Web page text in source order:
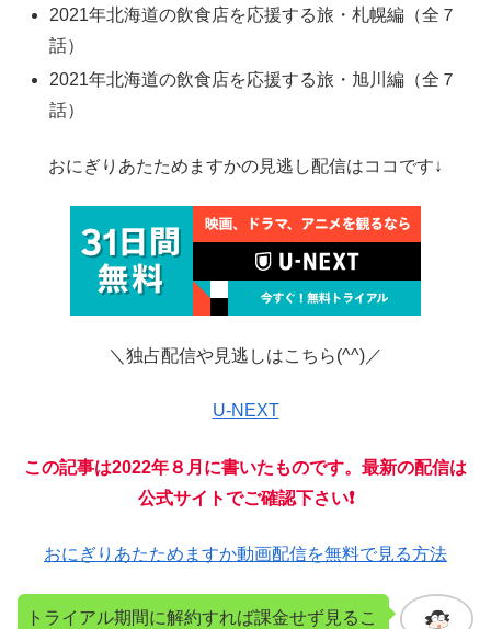
2021年北海道の飲食店を応援する旅・札幌編（全７
話）
2021年北海道の飲食店を応援する旅・旭川編（全７
話）
おにぎりあたためますかの見逃し配信はココです↓
＼独占配信や見逃しはこちら(^^)／
U-NEXT
この記事は2022年８月に書いたものです。最新の配信は
公式サイトでご確認下さい❗️
おにぎりあたためますか動画配信を無料で見る方法
トライアル期間に解約すれば課金せず見るこ